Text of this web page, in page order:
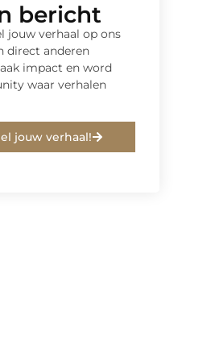
bericht
jouw verhaal op ons
direct anderen
impact en word
waar verhalen
jouw verhaal!